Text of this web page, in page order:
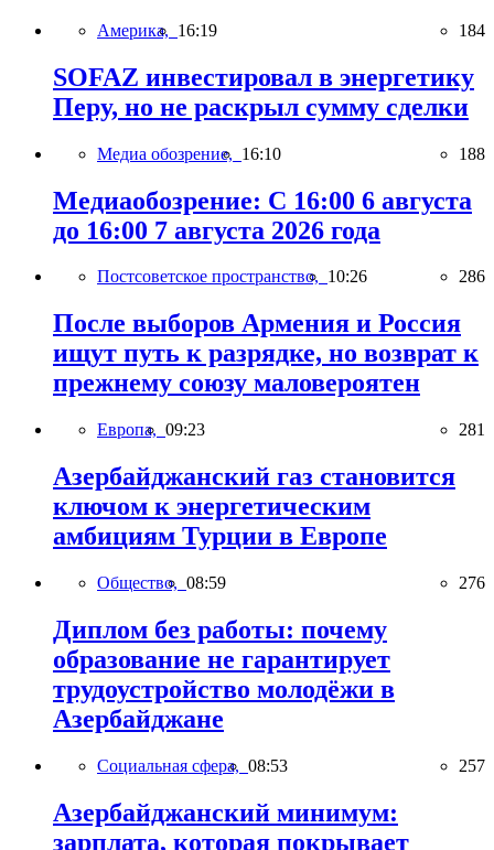
Америка, 16:19 184
SOFAZ инвестировал в энергетику
Перу, но не раскрыл сумму сделки
Медиа обозрение, 16:10 188
Медиаобозрение: С 16:00 6 августа
до 16:00 7 августа 2026 года
Постсоветское пространство, 10:26 286
После выборов Армения и Россия
ищут путь к разрядке, но возврат к
прежнему союзу маловероятен
Европа, 09:23 281
Азербайджанский газ становится
ключом к энергетическим
амбициям Турции в Европе
Общество, 08:59 276
Диплом без работы: почему
образование не гарантирует
трудоустройство молодёжи в
Азербайджане
Социальная сфера, 08:53 257
Азербайджанский минимум:
зарплата, которая покрывает